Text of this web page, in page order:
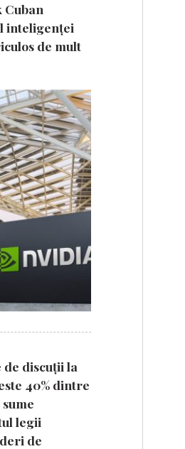
inteligenței
de mult
de discuții la
40% dintre
legii
de